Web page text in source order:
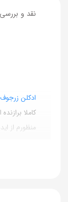
نقد و
ادکلن زرجوف میوز
کاملا
منظورم از